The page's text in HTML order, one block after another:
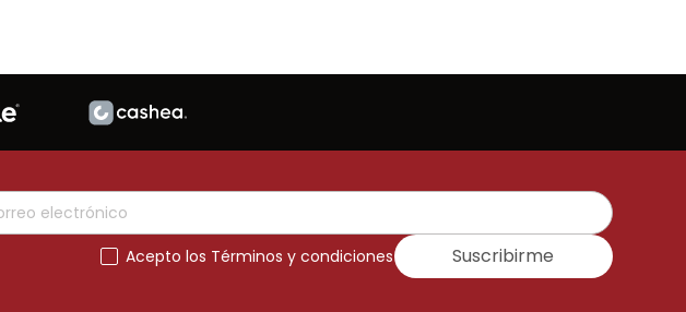
Acepto los Términos y condiciones Suscribirme